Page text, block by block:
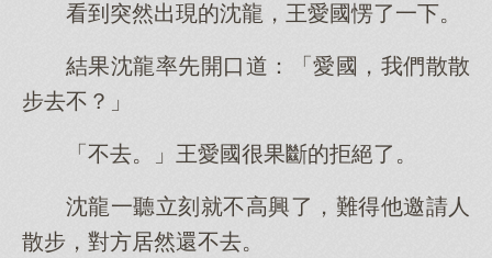
看到突然出現的沈龍，王愛國愣了一下。
結果沈龍率先開口道：「愛國，我們散散
步去不？」
「不去。」王愛國很果斷的拒絕了。
沈龍一聽立刻就不高興了，難得他邀請人
散步，對方居然還不去。